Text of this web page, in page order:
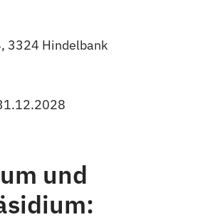
3324 Hindelbank
und